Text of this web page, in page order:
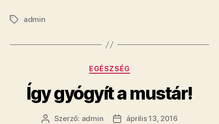
Címkékadmin
Kategóriák
EGÉSZSÉG
Így gyógyít a mustár!
Bejegyzés
Szerző: admin
Bejegyzés
április 13, 2016